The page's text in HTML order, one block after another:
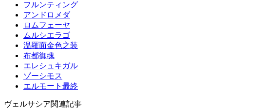
フルンティング
アンドロメダ
ロムフェーヤ
ムルシエラゴ
温羅面金色之装
布都御魂
エレシュキガル
ゾーシモス
エルモート最終
ヴェルサシア関連記事